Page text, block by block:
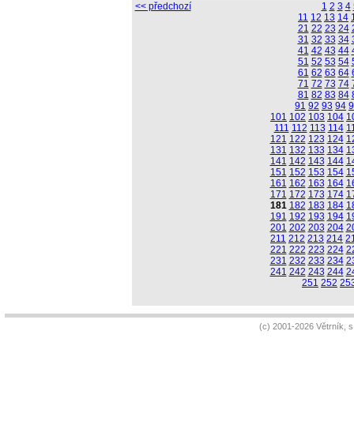
<< předchozí 1 2 3 4
11 12 13 14
21 22 23 24
31 32 33 34
41 42 43 44
51 52 53 54
61 62 63 64
71 72 73 74
81 82 83 84
91 92 93 94
101 102 103 104
111 112 113 114
121 122 123 124
131 132 133 134
141 142 143 144
151 152 153 154
161 162 163 164
171 172 173 174
181 182 183 184
191 192 193 194
201 202 203 204
211 212 213 214
221 222 223 224
231 232 233 234
241 242 243 244
251 252
(c) 2001-2026 Větrník,